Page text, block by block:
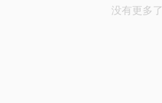
没有更多了